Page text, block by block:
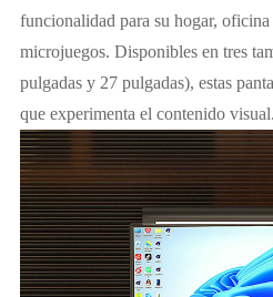
funcionalidad para su hogar, oficina
microjuegos. Disponibles en tres
pulgadas y 27 pulgadas), estas
que experimenta el contenido visual.